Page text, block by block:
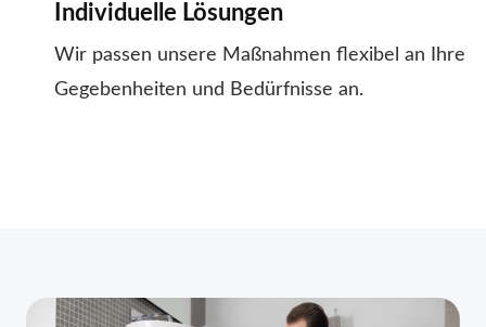
Individuelle Lösungen
Wir passen unsere Maßnahmen flexibel an Ihre
Gegebenheiten und Bedürfnisse an.